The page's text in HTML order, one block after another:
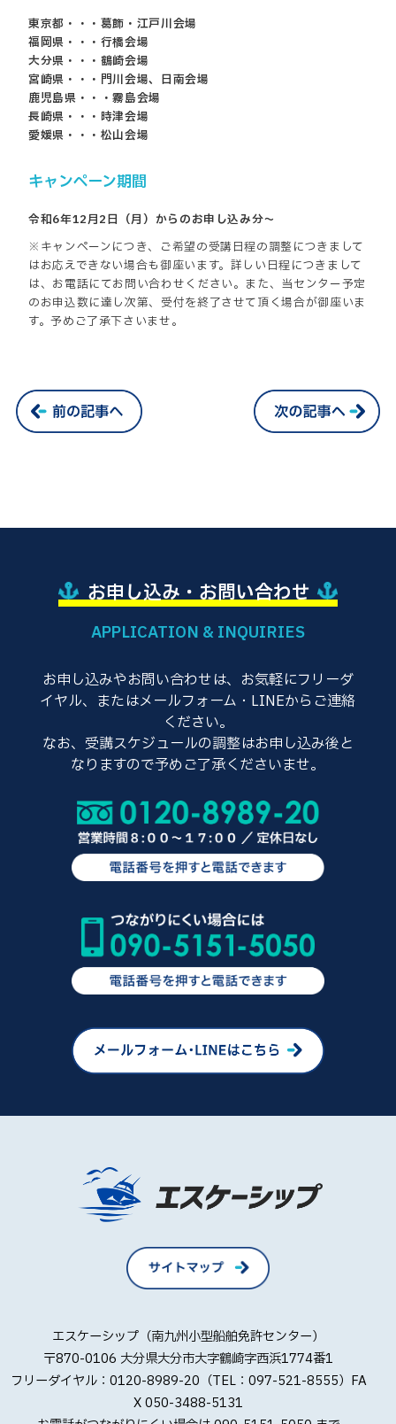
東京都・・・葛飾・江戸川会場
福岡県・・・行橋会場
大分県・・・鶴崎会場
宮崎県・・・門川会場、日南会場
鹿児島県・・・霧島会場
長崎県・・・時津会場
愛媛県・・・松山会場
キャンペーン期間
令和6年12月2日（月）からのお申し込み分～
※キャンペーンにつき、ご希望の受講日程の調整につきまして
はお応えできない場合も御座います。詳しい日程につきまして
は、お電話にてお問い合わせください。また、当センター予定
のお申込数に達し次第、受付を終了させて頂く場合が御座いま
す。予めご了承下さいませ。
お申し込み・お問い合わせ
APPLICATION & INQUIRIES
お申し込みやお問い合わせは、お気軽にフリーダ
イヤル、またはメールフォーム・LINEからご連絡
ください。
なお、受講スケジュールの調整はお申し込み後と
なりますので予めご了承くださいませ。
エスケーシップ（南九州小型船舶免許センター）
〒870-0106 大分県大分市大字鶴崎字西浜1774番1
フリーダイヤル：0120-8989-20（TEL：097-521-8555）FA
X 050-3488-5131